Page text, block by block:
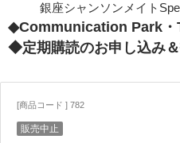
銀座シャンソンメイト
◆Communication Park・
◆定期購読のお申し込み
[商品コード ] 782
販売中止